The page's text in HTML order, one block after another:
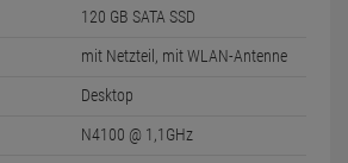
120 GB SATA SSD
mit Netzteil, mit WLAN-Antenne
Desktop
N4100 @ 1,1GHz